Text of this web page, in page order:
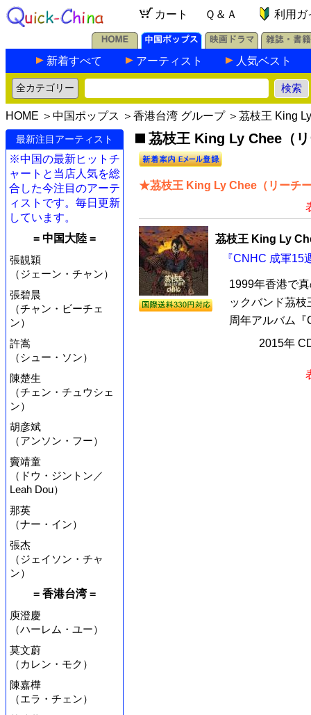
カート Ｑ＆Ａ 利用ガ
新着すべて アーティスト 人気ベスト
HOME ＞ 中国ポップス ＞ 香港台湾 グループ＞茘枝王 King
最新注目アーティスト
※中国の最新ヒットチ
ャートと当店人気を総
合した今注目のアーテ
ィストです。毎日更新
しています。
= 中国大陸 =
張靚穎
（ジェーン・チャン）
張碧晨
（チャン・ビーチェ
ン）
許嵩
（シュー・ソン）
陳楚生
（チェン・チュウシェ
ン）
胡彦斌
（アンソン・フー）
竇靖童
（ドウ・ジントン／
Leah Dou）
那英
（ナー・イン）
張杰
（ジェイソン・チャ
ン）
= 香港台湾 =
庾澄慶
（ハーレム・ユー）
莫文蔚
（カレン・モク）
陳嘉樺
（エラ・チェン）
茘枝王 King Ly Chee（
★茘枝王 King Ly Chee（リーチ
茘枝王 King Ly
『CNHC 成軍
1999年香港で
ックバンド茘
周年アルバム
2015年